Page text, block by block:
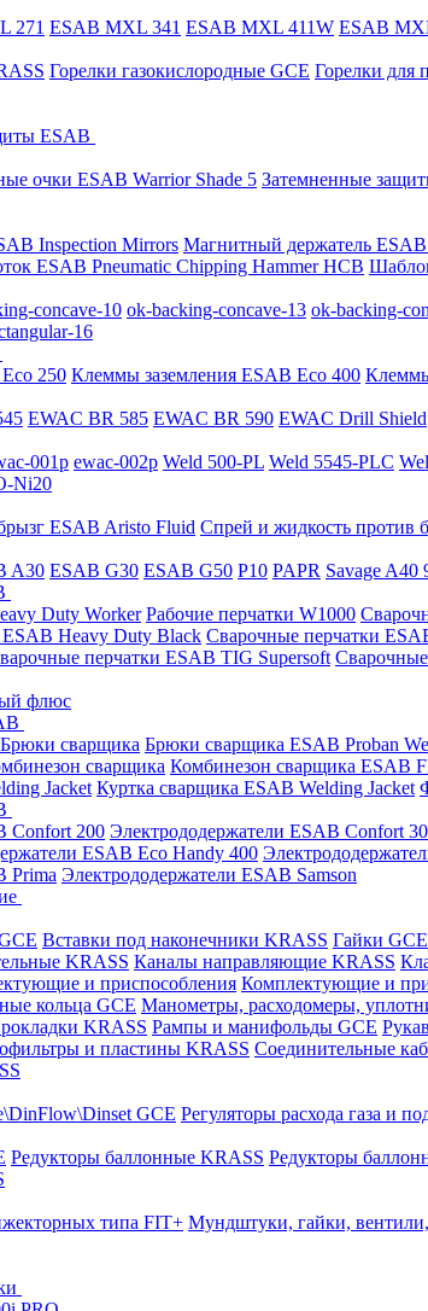
271 ESAB MXL 341 ESAB MXL 411W ESAB
Горелки газокислородные GCE Горелки для
ESAB
очки ESAB Warrior Shade 5 Затемненные
Inspection Mirrors Магнитный держатель
ESAB Pneumatic Chipping Hammer HCB
concave-10 ok-backing-concave-13 ok-backing-
16
250 Клеммы заземления ESAB Eco 400
EWAC BR 585 EWAC BR 590 EWAC Drill Shield
001p ewac-002p Weld 500-PL Weld 5545-PLC
Ni20
ESAB Aristo Fluid Спрей и жидкость против
A30 ESAB G30 ESAB G50 P10 PAPR Savage A40
Duty Worker Рабочие перчатки W1000
Heavy Duty Black Сварочные перчатки
перчатки ESAB TIG Supersoft
флюс
Брюки сварщика Брюки сварщика ESAB Proban
сварщика Комбинезон сварщика ESAB
Jacket Куртка сварщика ESAB Welding Jacket
Confort 200 Электрододержатели ESAB Confort
ESAB Eco Handy 400
Prima Электрододержатели ESAB Samson
Вставки под наконечники KRASS Гайки GCE
KRASS Каналы направляющие KRASS
и приспособления Комплектующие и
кольца GCE Манометры, расходомеры,
KRASS Рампы и манифольды GCE
и пластины KRASS Соединительные
GCE Регуляторы расхода газа и
Редукторы баллонные KRASS Редукторы
типа FIT+ Мундштуки, гайки,